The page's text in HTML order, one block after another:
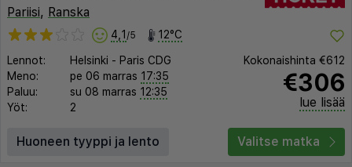
Pariisi, Ranska
4,1 /5 12°C
Lennot: Helsinki - Paris CDG
Meno:
pe 06 marras 17:35
Paluu:
su 08 marras 12:35
Yöt:
2
Kokonaishinta €612
€306
lue lisää
Huoneen tyyppi ja lento Valitse matka